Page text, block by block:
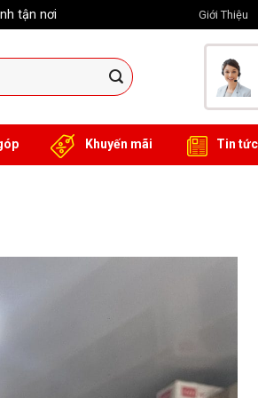
tận nơi Giới Thiệu
Khuyến mãi Tin tức